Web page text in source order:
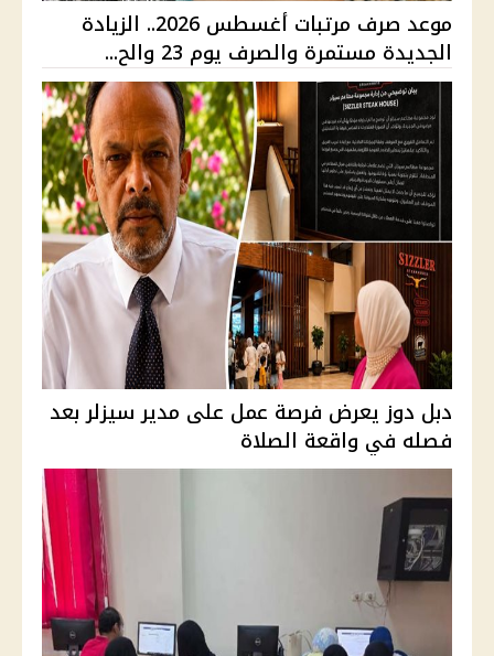
موعد صرف مرتبات أغسطس 2026.. الزيادة
الجديدة مستمرة والصرف يوم 23 والح...
دبل دوز يعرض فرصة عمل على مدير سيزلر بعد
فصله في واقعة الصلاة